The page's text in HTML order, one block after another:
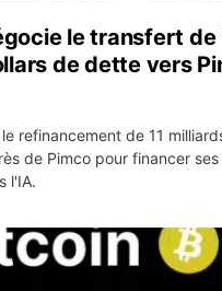
le transfert de
de dette vers
refinancement de 11
de Pimco pour financer ses
l'IA.
000 dollars pendant